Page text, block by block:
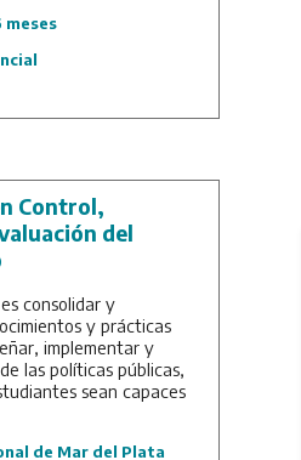
meses
Control,
del
consolidar y
y prácticas
implementar y
las políticas públicas,
sean capaces
para la efectiva
de Mar del Plata